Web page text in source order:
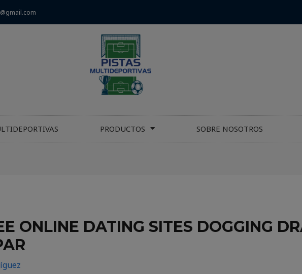
PRODUCTOS SOBRE NOSOTROS
ONLINE DATING SITES DOGGING